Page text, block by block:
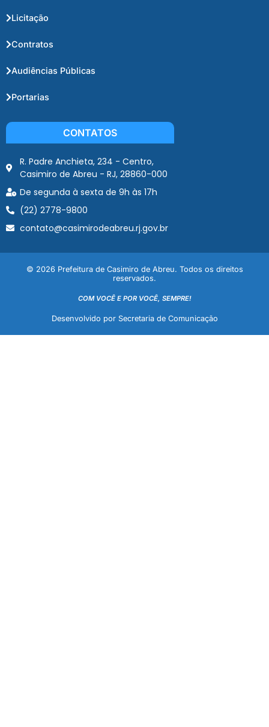
Licitação
Contratos
Audiências Públicas
Portarias
CONTATOS
R. Padre Anchieta, 234 - Centro,
Casimiro de Abreu - RJ, 28860-000
De segunda à sexta de 9h às 17h
(22) 2778-9800
contato@casimirodeabreu.rj.gov.br
© 2026 Prefeitura de Casimiro de Abreu. Todos os direitos
reservados.
COM VOCÊ E POR VOCÊ, SEMPRE!
Desenvolvido por Secretaria de Comunicação